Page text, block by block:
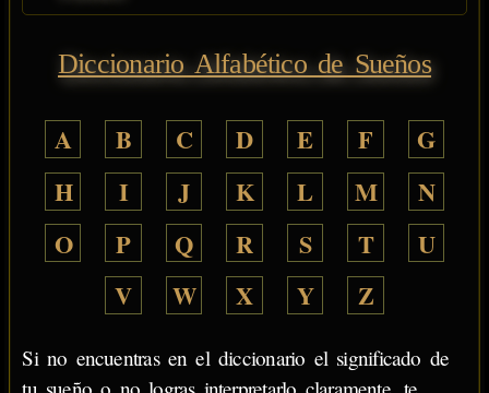
Diccionario Alfabético de Sueños
A B C D E F
G
H
I J K L M
N
O
P Q R S T
U
V
W X Y Z
Si no encuentras en el diccionario el significado de